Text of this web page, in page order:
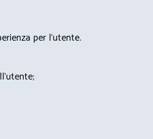
per l'utente.